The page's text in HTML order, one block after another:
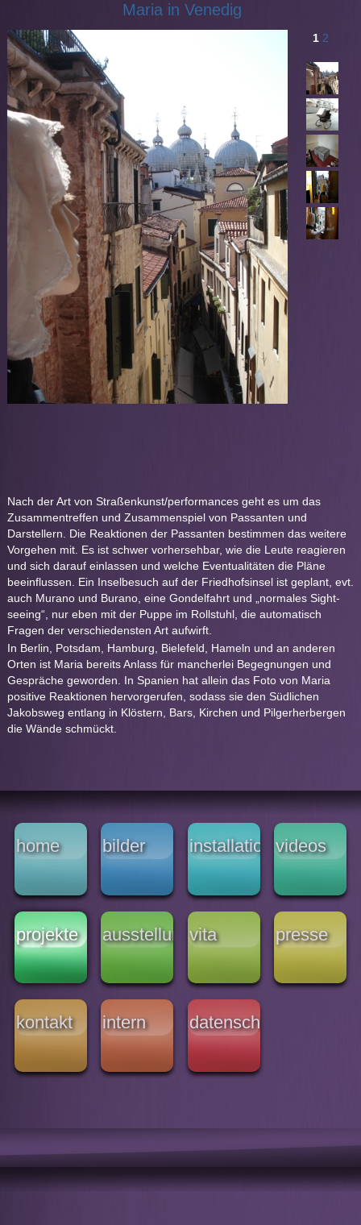
Maria in Venedig
1 2
Nach der Art von Straßenkunst/performances geht es um das
Zusammentreffen und Zusammenspiel von Passanten und
Darstellern. Die Reaktionen der Passanten bestimmen das weitere
Vorgehen mit. Es ist schwer vorhersehbar, wie die Leute reagieren
und sich darauf einlassen und welche Eventualitäten die Pläne
beeinflussen. Ein Inselbesuch auf der Friedhofsinsel ist geplant, evt.
auch Murano und Burano, eine Gondelfahrt und „normales Sight-
seeing“, nur eben mit der Puppe im Rollstuhl, die automatisch
Fragen der verschiedensten Art aufwirft.
In Berlin, Potsdam, Hamburg, Bielefeld, Hameln und an anderen
Orten ist Maria bereits Anlass für mancherlei Begegnungen und
Gespräche geworden. In Spanien hat allein das Foto von Maria
positive Reaktionen hervorgerufen, sodass sie den Südlichen
Jakobsweg entlang in Klöstern, Bars, Kirchen und Pilgerherbergen
die Wände schmückt.
home bilder installationenvideos
projekte ausstellungen
vita presse
kontakt intern datenschutz